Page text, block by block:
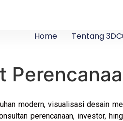
Home Tentang
modern, visualisasi desain
perencanaan, investor,